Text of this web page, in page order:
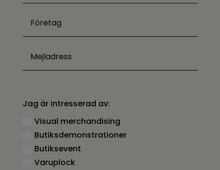
Jag är intresserad av:
Visual merchandising
Butiksdemonstrationer
Butiksevent
Varuplock